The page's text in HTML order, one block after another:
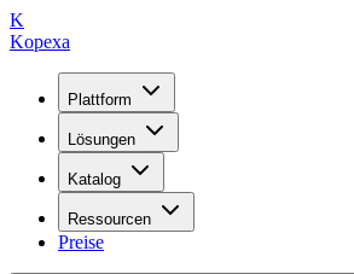
K
Kopexa
Plattform
Lösungen
Katalog
Ressourcen
Preise